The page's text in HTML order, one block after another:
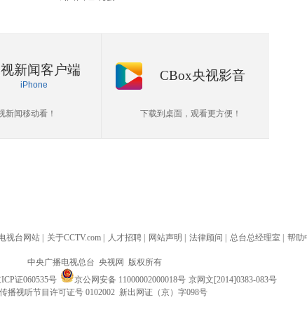
新闻客户端
iPhone
新闻移动看！
CBox央视影音
下载到桌面，观看更方便！
视台网站 关于CCTV.com 人才招聘 网站声明 法律顾问 总台总经理室 帮助
中央广播电视总台 央视网 版权所有
证060535号 京公网安备 11000002000018号 京网文[2014]0383-083号
播视听节目许可证号 0102002 新出网证（京）字098号